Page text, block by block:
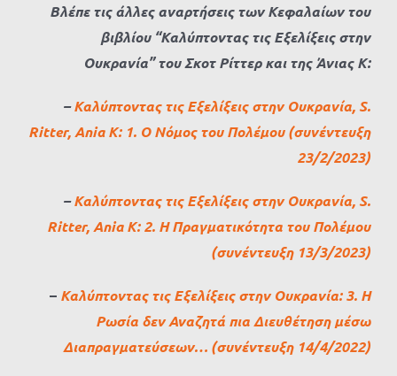
Βλέπε τις άλλες αναρτήσεις των Κεφαλαίων του
βιβλίου “Καλύπτοντας τις Εξελίξεις στην
Ουκρανία” του Σκοτ Ρίττερ και της Άνιας Κ:
–Καλύπτοντας τις Εξελίξεις στην Ουκρανία, S.
Ritter, Ania K: 1. Ο Νόμος του Πολέμου (συνέντευξη
23/2/2023)
–Καλύπτοντας τις Εξελίξεις στην Ουκρανία, S.
Ritter, Ania K: 2. Η Πραγματικότητα του Πολέμου
(συνέντευξη 13/3/2023)
– Καλύπτοντας τις Εξελίξεις στην Ουκρανία: 3. Η
Ρωσία δεν Αναζητά πια Διευθέτηση μέσω
Διαπραγματεύσεων… (συνέντευξη 14/4/2022)